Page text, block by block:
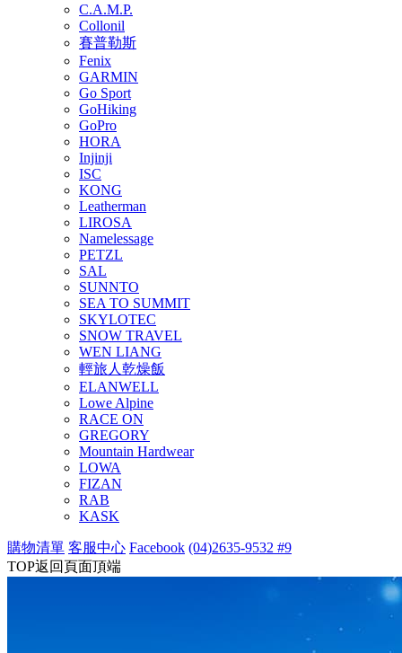
C.A.M.P.
Collonil
賽普勒斯
Fenix
GARMIN
Go Sport
GoHiking
GoPro
HORA
Injinji
ISC
KONG
Leatherman
LIROSA
Namelessage
PETZL
SAL
SUNNTO
SEA TO SUMMIT
SKYLOTEC
SNOW TRAVEL
WEN LIANG
輕旅人乾燥飯
ELANWELL
Lowe Alpine
RACE ON
GREGORY
Mountain Hardwear
LOWA
FIZAN
RAB
KASK
購物清單 客服中心 Facebook (04)2635-9532 #9
TOP返回頁面頂端